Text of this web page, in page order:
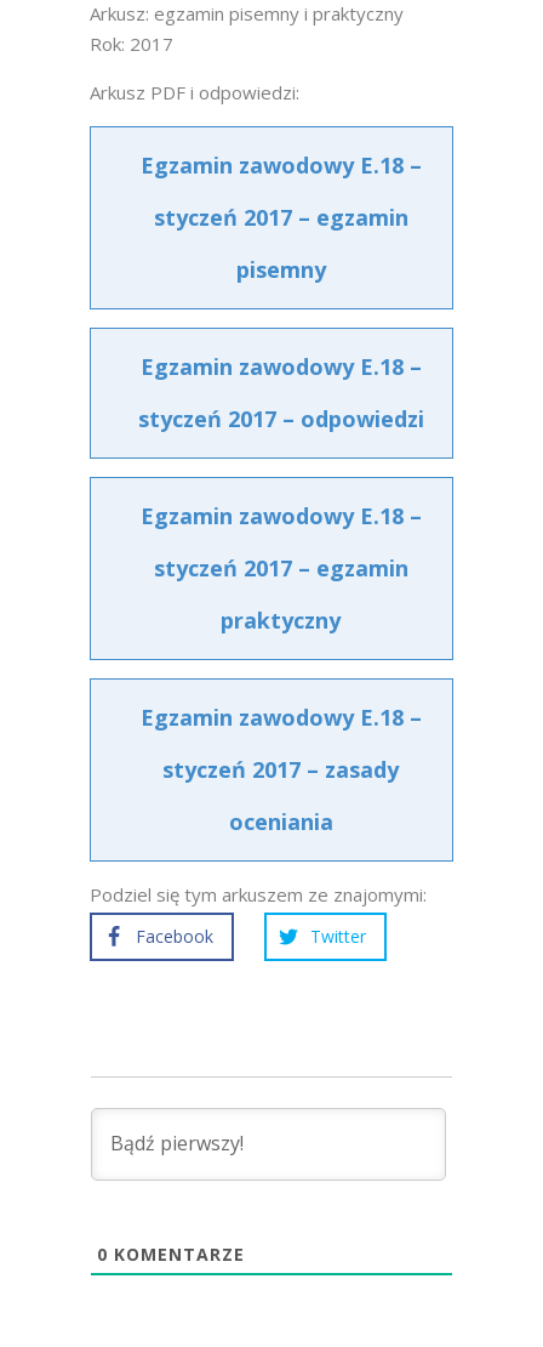
Arkusz: egzamin pisemny i praktyczny
Rok: 2017
Arkusz PDF i odpowiedzi:
Egzamin zawodowy E.18 –
styczeń 2017 – egzamin
pisemny
Egzamin zawodowy E.18 –
styczeń 2017 – odpowiedzi
Egzamin zawodowy E.18 –
styczeń 2017 – egzamin
praktyczny
Egzamin zawodowy E.18 –
styczeń 2017 – zasady
oceniania
Podziel się tym arkuszem ze znajomymi:
Facebook Twitter
0 KOMENTARZE